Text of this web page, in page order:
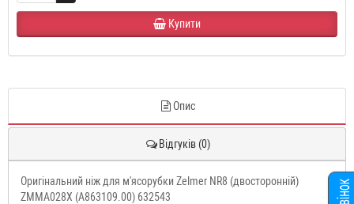
Купити
Опис
Відгуків (0)
Оригінальний ніж для м'ясорубки Zelmer NR8 (двосторонній)
ZMMA028X (A863109.00) 632543